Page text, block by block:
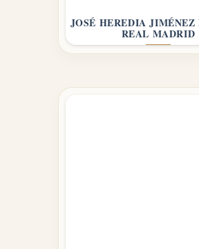
JOSÉ HEREDIA JIMÉNEZ
REAL MADRID